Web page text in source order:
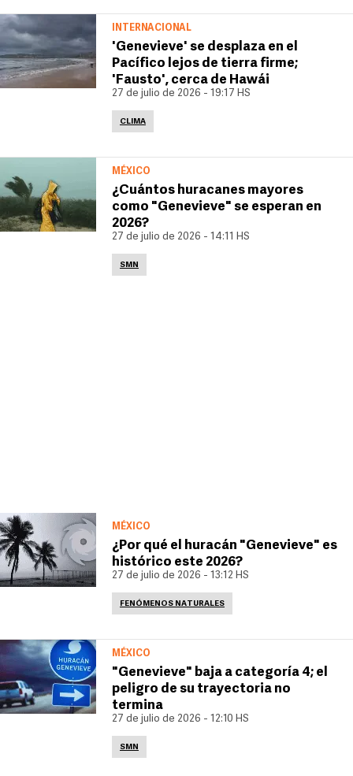
INTERNACIONAL
'Genevieve' se desplaza en el
Pacífico lejos de tierra firme;
'Fausto', cerca de Hawái
27 de julio de 2026 - 19:17 HS
CLIMA
MÉXICO
¿Cuántos huracanes mayores
como "Genevieve" se esperan en
2026?
27 de julio de 2026 - 14:11 HS
SMN
MÉXICO
¿Por qué el huracán "Genevieve" es
histórico este 2026?
27 de julio de 2026 - 13:12 HS
FENÓMENOS NATURALES
MÉXICO
"Genevieve" baja a categoría 4; el
peligro de su trayectoria no
termina
27 de julio de 2026 - 12:10 HS
SMN